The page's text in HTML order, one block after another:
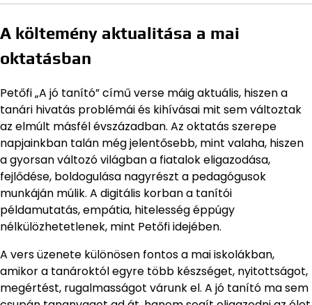
A költemény aktualitása a mai
oktatásban
Petőfi „A jó tanító” című verse máig aktuális, hiszen a
tanári hivatás problémái és kihívásai mit sem változtak
az elmúlt másfél évszázadban. Az oktatás szerepe
napjainkban talán még jelentősebb, mint valaha, hiszen
a gyorsan változó világban a fiatalok eligazodása,
fejlődése, boldogulása nagyrészt a pedagógusok
munkáján múlik. A digitális korban a tanítói
példamutatás, empátia, hitelesség éppúgy
nélkülözhetetlenek, mint Petőfi idejében.
A vers üzenete különösen fontos a mai iskolákban,
amikor a tanároktól egyre több készséget, nyitottságot,
megértést, rugalmasságot várunk el. A jó tanító ma sem